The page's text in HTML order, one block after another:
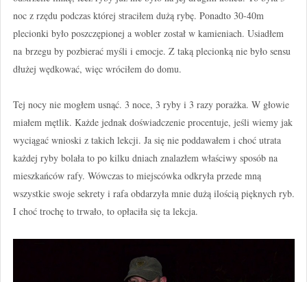
noc z rzędu podczas której straciłem dużą rybę. Ponadto 30-40m
plecionki było poszczępionej a wobler został w kamieniach. Usiadłem
na brzegu by pozbierać myśli i emocje. Z taką plecionką nie było sensu
dłużej wędkować, więc wróciłem do domu.
Tej nocy nie mogłem usnąć. 3 noce, 3 ryby i 3 razy porażka. W głowie
miałem mętlik. Każde jednak doświadczenie procentuje, jeśli wiemy jak
wyciągać wnioski z takich lekcji. Ja się nie poddawałem i choć utrata
każdej ryby bolała to po kilku dniach znalazłem właściwy sposób na
mieszkańców rafy. Wówczas to miejscówka odkryła przede mną
wszystkie swoje sekrety i rafa obdarzyła mnie dużą ilością pięknych ryb.
I choć trochę to trwało, to opłaciła się ta lekcja.